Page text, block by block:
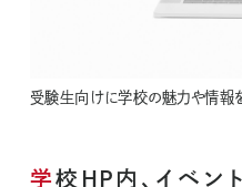
受験生向けに学校の魅力や情報
学校HP内、イベントページアクセス数が